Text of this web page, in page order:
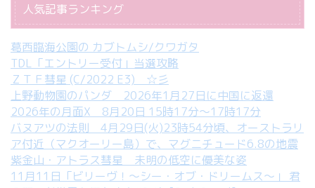
人気記事ランキング
葛西臨海公園の カブトムシ/クワガタ
TDL「エントリー受付」当選攻略
ＺＴＦ彗星 (C/2022 E3) ☆彡
上野動物園のパンダ 2026年1月27日に中国に返還
2026年の月面X 8月20日 15時17分～17時17分
バヌアツの法則 4月29日(火)23時54分頃、オーストラリ
ア付近（マクオーリー島）で、マグニチュード6.8の地震
紫金山・アトラス彗星 未明の低空に優美な姿
11月11日「ビリーヴ！～シー・オブ・ドリームス～」 君